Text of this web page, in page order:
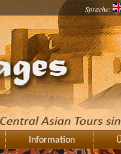
Sprache:
Information